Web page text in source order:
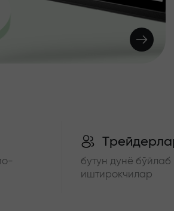
бутун дунё
иштирокчилар